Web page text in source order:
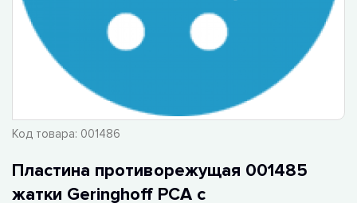
Код товара: 001486
Пластина противорежущая 001485
жатки Geringhoff PCA с